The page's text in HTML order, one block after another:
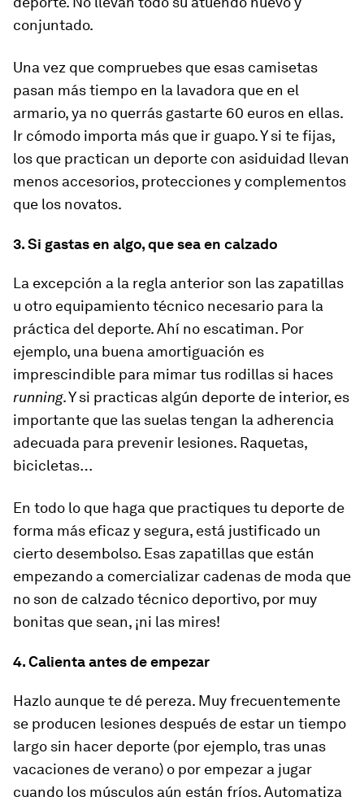
conjuntado.
Una vez que compruebes que esas camisetas
pasan más tiempo en la lavadora que en el
armario, ya no querrás gastarte 60 euros en ellas.
Ir cómodo importa más que ir guapo. Y si te fijas,
los que practican un deporte con asiduidad llevan
menos accesorios, protecciones y complementos
que los novatos.
3. Si gastas en algo, que sea en calzado
La excepción a la regla anterior son las zapatillas
u otro equipamiento técnico necesario para la
práctica del deporte. Ahí no escatiman. Por
ejemplo, una buena amortiguación es
imprescindible para mimar tus rodillas si haces
running. Y si practicas algún deporte de interior, es
importante que las suelas tengan la adherencia
adecuada para prevenir lesiones. Raquetas,
bicicletas…
En todo lo que haga que practiques tu deporte de
forma más eficaz y segura, está justificado un
cierto desembolso. Esas zapatillas que están
empezando a comercializar cadenas de moda que
no son de calzado técnico deportivo, por muy
bonitas que sean, ¡ni las mires!
4. Calienta antes de empezar
Hazlo aunque te dé pereza. Muy frecuentemente
se producen lesiones después de estar un tiempo
largo sin hacer deporte (por ejemplo, tras unas
vacaciones de verano) o por empezar a jugar
cuando los músculos aún están fríos. Automatiza